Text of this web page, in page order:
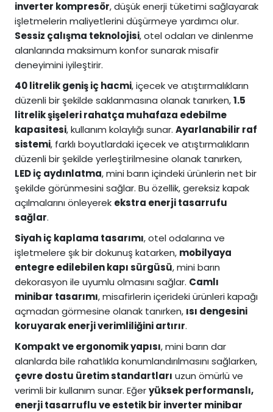
inverter kompresör, düşük enerji tüketimi sağlayarak
işletmelerin maliyetlerini düşürmeye yardımcı olur.
Sessiz çalışma teknolojisi, otel odaları ve dinlenme
alanlarında maksimum konfor sunarak misafir
deneyimini iyileştirir.
40 litrelik geniş iç hacmi, içecek ve atıştırmalıkların
düzenli bir şekilde saklanmasına olanak tanırken,1.5
litrelik şişeleri rahatça muhafaza edebilme
kapasitesi, kullanım kolaylığı sunar. Ayarlanabilir raf
sistemi, farklı boyutlardaki içecek ve atıştırmalıkların
düzenli bir şekilde yerleştirilmesine olanak tanırken,
LED iç aydınlatma, mini barın içindeki ürünlerin net bir
şekilde görünmesini sağlar. Bu özellik, gereksiz kapak
açılmalarını önleyerek ekstra enerji tasarrufu
sağlar.
Siyah iç kaplama tasarımı, otel odalarına ve
işletmelere şık bir dokunuş katarken, mobilyaya
entegre edilebilen kapı sürgüsü, mini barın
dekorasyon ile uyumlu olmasını sağlar. Camlı
minibar tasarımı, misafirlerin içerideki ürünleri kapağı
açmadan görmesine olanak tanırken, ısı dengesini
koruyarak enerji verimliliğini artırır.
Kompakt ve ergonomik yapısı, mini barın dar
alanlarda bile rahatlıkla konumlandırılmasını sağlarken,
çevre dostu üretim standartları uzun ömürlü ve
verimli bir kullanım sunar. Eğeryüksek performanslı,
enerji tasarruflu ve estetik bir inverter minibar